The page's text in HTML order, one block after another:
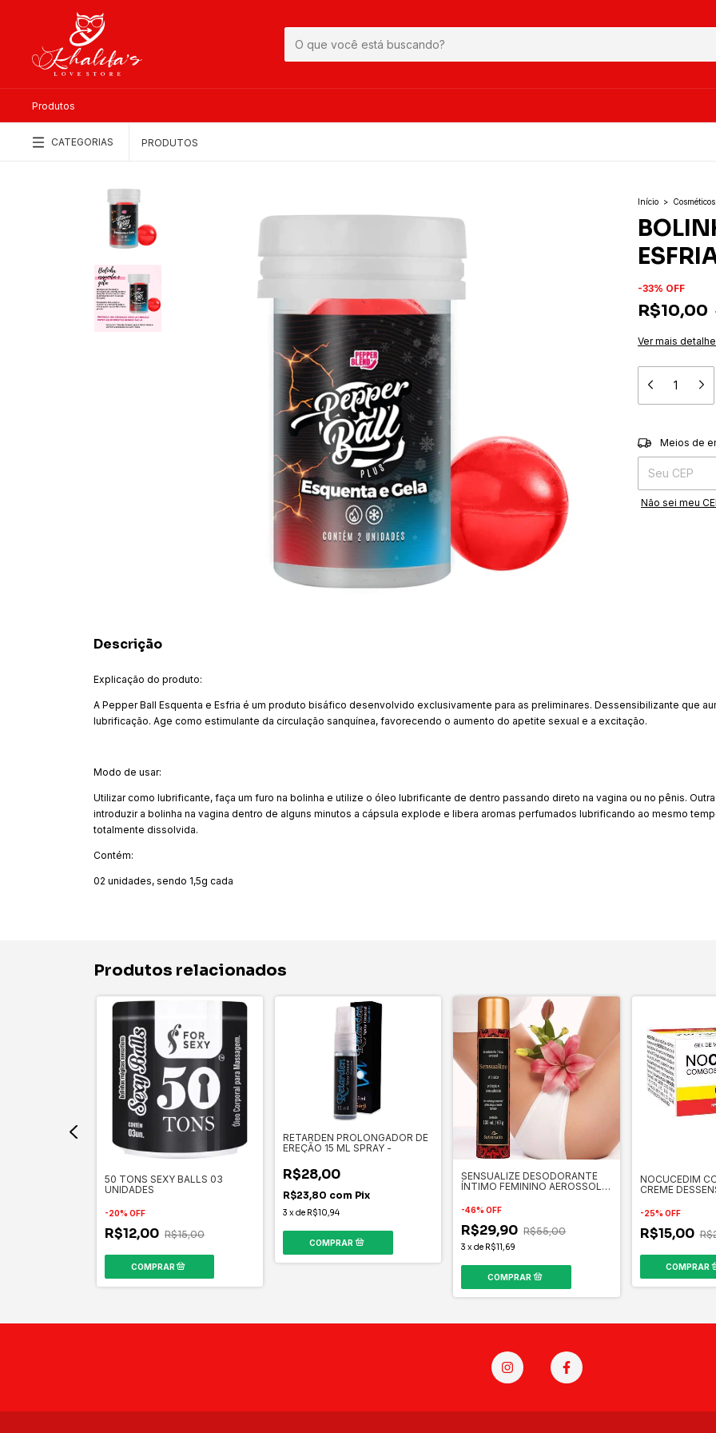
Produtos
CATEGORIAS PRODUTOS
Início > Cosméticos
-33% OFF
R$10,00
Ver mais
Entregas para o
Meios de
Não sei meu
Descrição
Explicação do produto:
A Pepper Ball Esquenta e Esfria é um produto bisáfico desenvolvido exclusivamente para as preliminares. Dessensibilizante que
lubrificação. Age como estimulante da circulação sanquínea, favorecendo o aumento do apetite sexual e a excitação.
Modo de usar:
Utilizar como lubrificante, faça um furo na bolinha e utilize o óleo lubrificante de dentro passando direto na vagina ou no pênis.
introduzir a bolinha na vagina dentro de alguns minutos a cápsula explode e libera aromas perfumados lubrificando ao mesmo
totalmente dissolvida.
Contém:
02 unidades, sendo 1,5g cada
Produtos relacionados
50 TONS SEXY BALLS 03
UNIDADES
-20% OFF
R$12,00 R$15,00
RETARDEN PROLONGADOR DE
EREÇÃO 15 ML SPRAY -
R$28,00
R$23,80 com Pix
3 xde R$10,94
SENSUALIZE DESODORANTE
ÍNTIMO FEMININO AEROSSOL
-46%OFF
R$29,90 R$55,00
3 xde R$11,69
NOCUCEDIM
CREME
-25% OFF
R$15,00